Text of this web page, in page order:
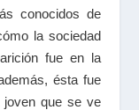
conocidos de
la sociedad
fue en la
ésta fue
joven que se ve